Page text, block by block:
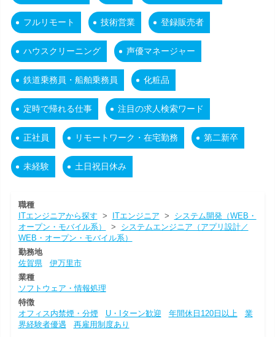
フルリモート 技術営業 登録販売者
ハウスクリーニング 声優マネージャー
鉄道乗務員・船舶乗務員 化粧品
定時で帰れる仕事 注目の求人検索ワード
正社員 リモートワーク・在宅勤務 第二新卒
未経験 土日祝日休み
職種
ITエンジニアから探す > ITエンジニア > システム開発（WEB・
オープン・モバイル系）
> システムエンジニア（アプリ設計／
WEB・オープン・モバイル系）
勤務地
佐賀県
伊万里市
業種
ソフトウェア・情報処理
特徴
オフィス内禁煙・分煙
U・Iターン歓迎 年間休日120日以上
業
界経験者優遇
再雇用制度あり